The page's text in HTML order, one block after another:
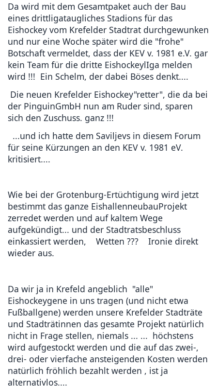
Da wird mit dem Gesamtpaket auch der Bau
eines drittligataugliches Stadions für das
Eishockey vom Krefelder Stadtrat durchgewunken
und nur eine Woche später wird die "frohe"
Botschaft vermeldet, dass der KEV v. 1981 e.V. gar
kein Team für die dritte EishockeylIga melden
wird !!! Ein Schelm, der dabei Böses denkt....
Die neuen Krefelder Eishockey"retter", die da bei
der PinguinGmbH nun am Ruder sind, sparen
sich den Zuschuss. ganz !!!
...und ich hatte dem Saviljevs in diesem Forum
für seine Kürzungen an den KEV v. 1981 eV.
kritisiert....
Wie bei der Grotenburg-Ertüchtigung wird jetzt
bestimmt das ganze EishallenneubauProjekt
zerredet werden und auf kaltem Wege
aufgekündigt... und der Stadtratsbeschluss
einkassiert werden, Wetten ??? Ironie direkt
wieder aus.
Da wir ja in Krefeld angeblich "alle"
Eishockeygene in uns tragen (und nicht etwa
Fußballgene) werden unsere Krefelder Stadträte
und Stadträtinnen das gesamte Projekt natürlich
nicht in Frage stellen, niemals ... ... höchstens
wird aufgestockt werden und die auf das zwei-,
drei- oder vierfache ansteigenden Kosten werden
natürlich fröhlich bezahlt werden , ist ja
alternativlos....